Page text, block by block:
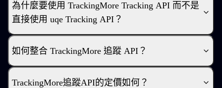
為什麼要使用 TrackingMore Tracking API 而不是
直接使用 uqe Tracking API？
如何整合 TrackingMore 追蹤 API？
TrackingMore追蹤API的定價如何？